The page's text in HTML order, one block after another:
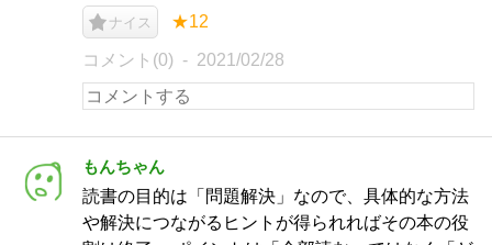
ナイス ★12
コメント(0) 2021/02/28
もんちゃん
読書の目的は「問題解決」なので、具体的な方法
や解決につながるヒントが得られればその本の役